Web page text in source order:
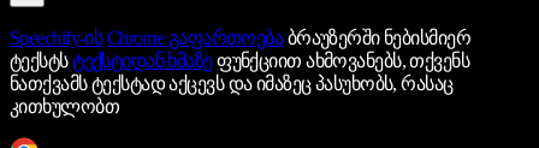
Speechify-ის Chrome გაფართოებაბრაუზერში ნებისმიერ
ტექსტსტექსტიდან ხმაზეფუნქციით ახმოვანებს, თქვენს
ნათქვამს ტექსტად აქცევს და იმაზეც პასუხობს, რასაც
კითხულობთ